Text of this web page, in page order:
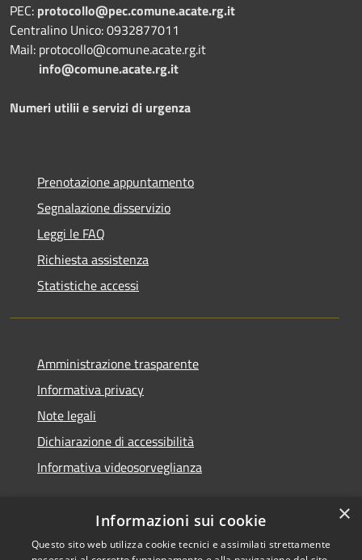
PEC: protocollo@pec.comune.acate.rg.it
Centralino Unico: 0932877011
Mail: protocollo@comune.acate.rg.it
info@comune.acate.rg.it
Numeri utilii e servizi di urgenza
Prenotazione appuntamento
Segnalazione disservizio
Leggi le FAQ
Richiesta assistenza
Statistiche accessi
Amministrazione trasparente
Informativa privacy
Note legali
Dichiarazione di accessibilità
Informativa videosorveglianza
×
Informazioni sui cookie
Questo sito web utilizza cookie tecnici e assimilati strettamente